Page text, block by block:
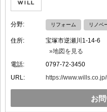
分野: リフォーム リノベ
住所:
宝塚市逆瀬川1-14-6
»地図を見る
電話:
0797-72-3450
URL:
https://
お